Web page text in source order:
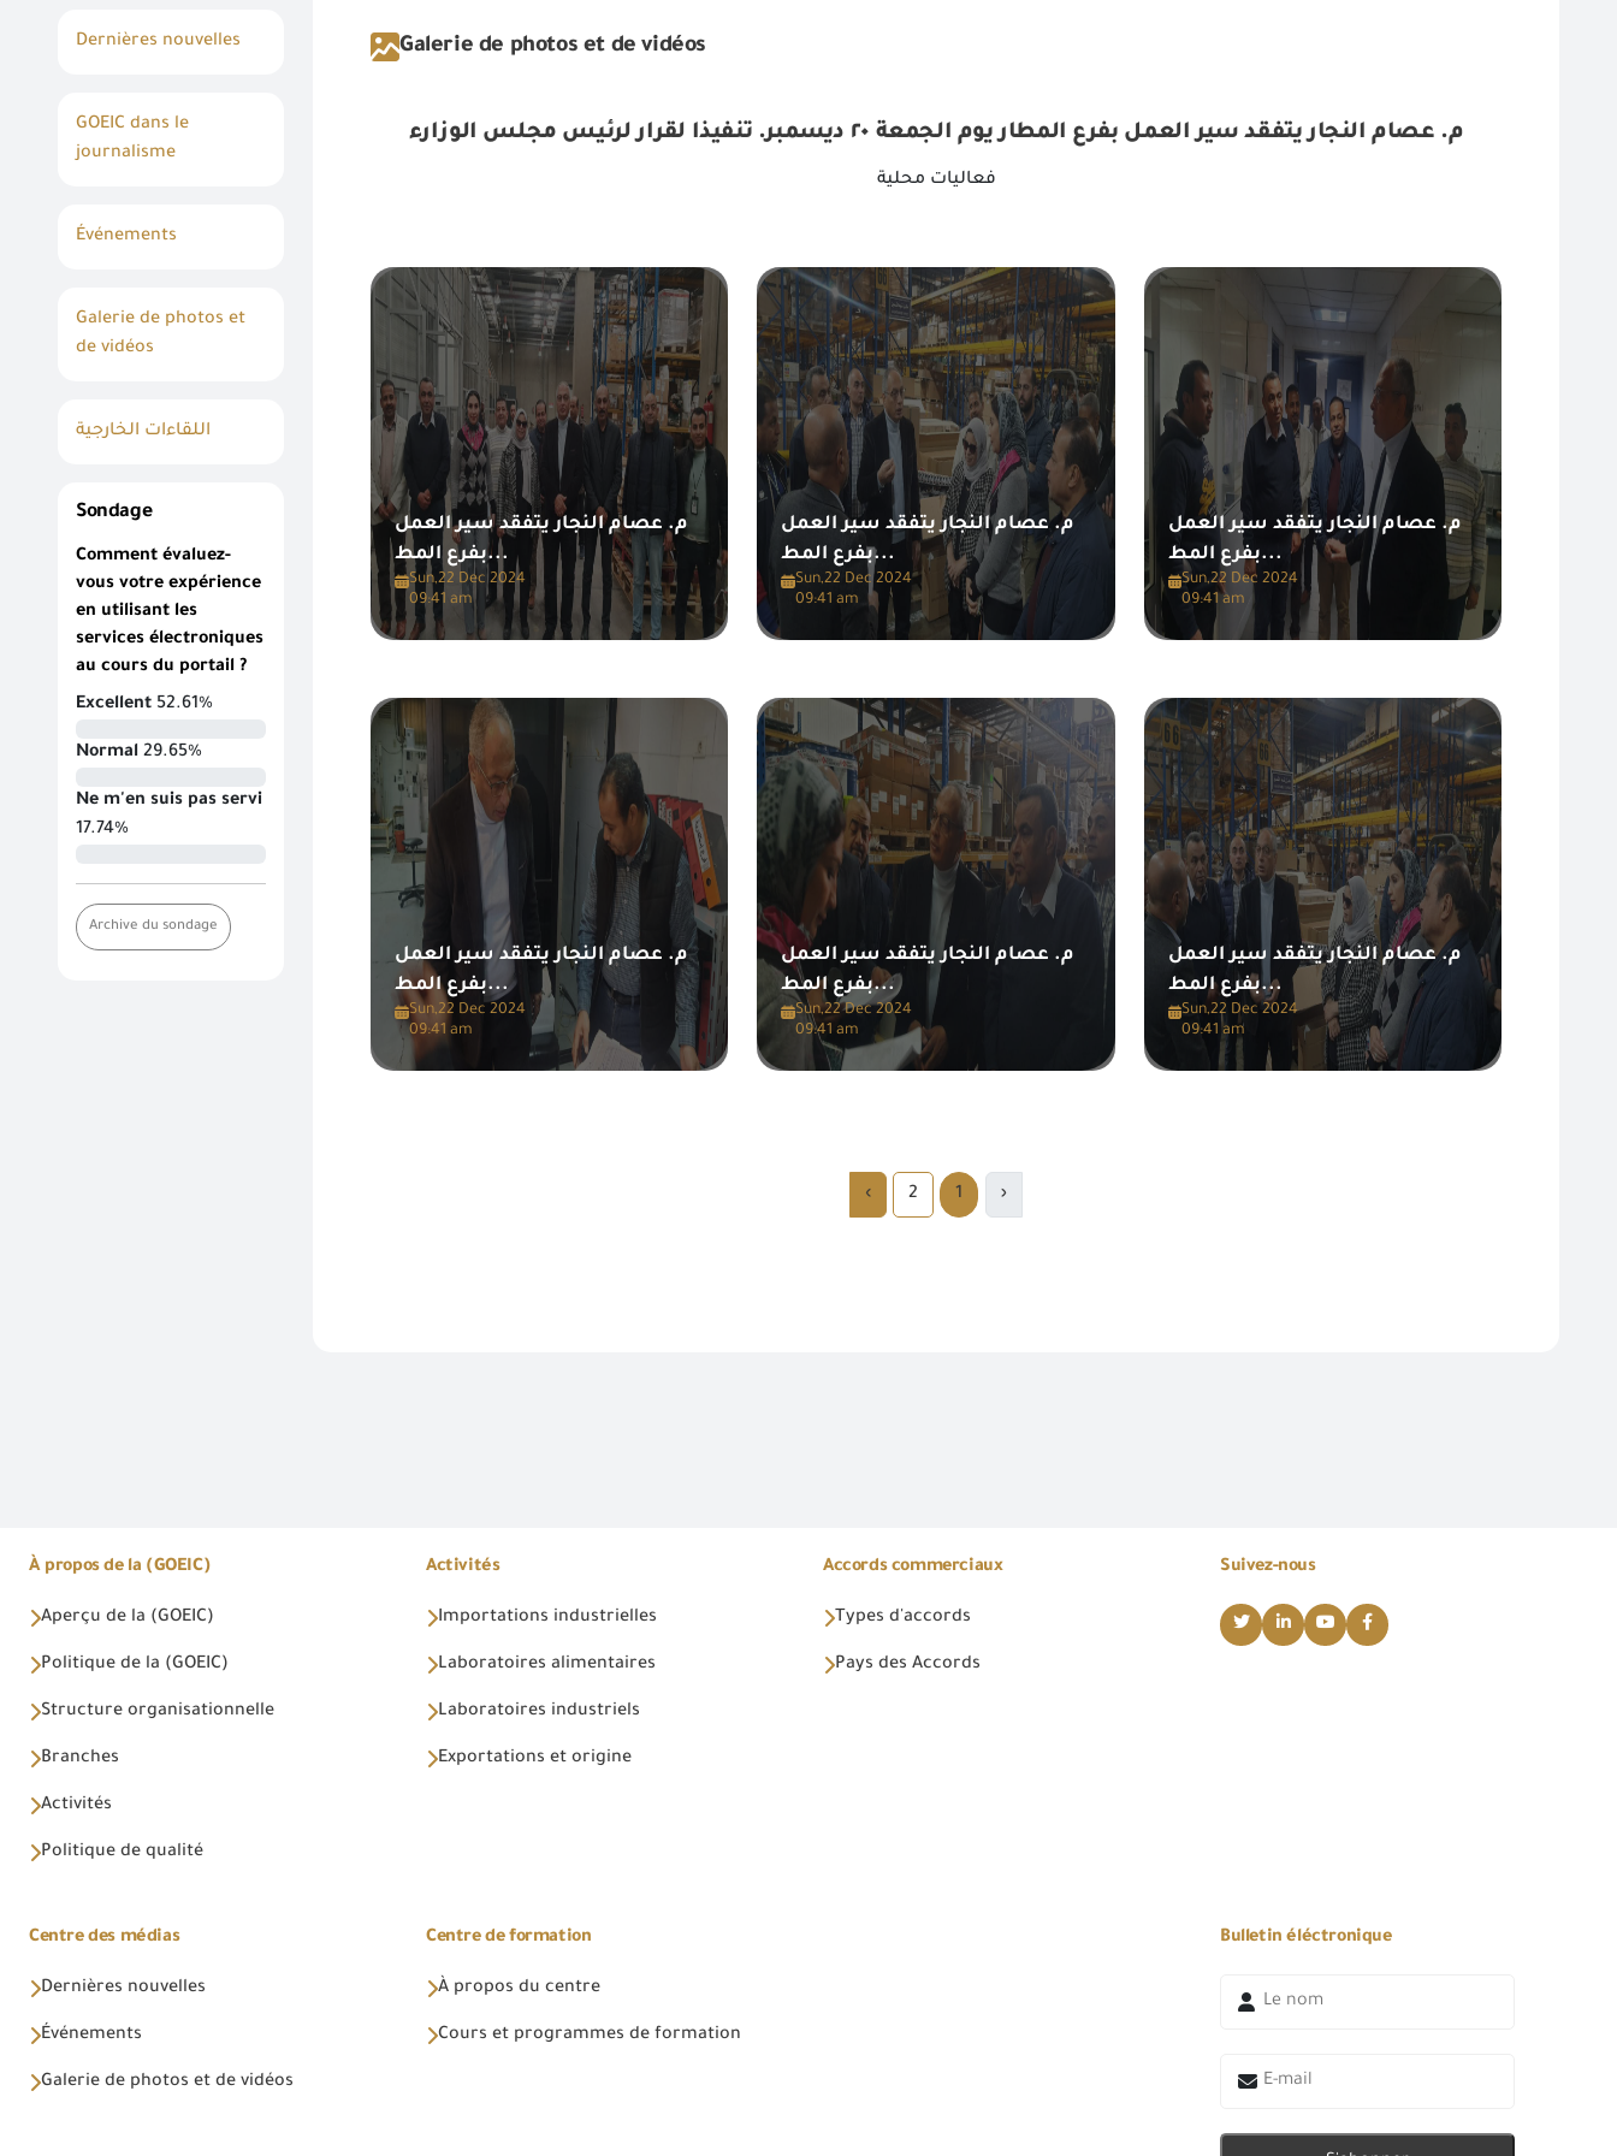
Dernières nouvelles
GOEIC dans le
journalisme
Événements
Galerie de photos et
de vidéos
اللقاءات الخارجية
Sondage
Comment évaluez-
vous votre expérience
en utilisant les
services électroniques
au cours du portail ?
Excellent 52.61%
Normal 29.65%
Ne m'en suis pas servi
17.74%
Archive du sondage
Galerie de photos et de vidéos
م. عصام النجار يتفقد سير العمل بفرع المطار يوم الجمعة ٢٠ ديسمبر. تنفيذا لقرار لرئيس مجلس الوزارء
فعاليات محلية
م. عصام النجار يتفقد سير العمل
بفرع المط...
Sun,22 Dec 2024
09:41 am
م. عصام النجار يتفقد سير العمل
بفرع المط...
Sun,22 Dec 2024
09:41 am
م. عصام النجار يتفقد سير العمل
بفرع المط...
Sun,22 Dec 2024
09:41 am
م. عصام النجار يتفقد سير العمل
بفرع المط...
Sun,22 Dec 2024
09:41 am
م. عصام النجار يتفقد سير العمل
بفرع المط...
Sun,22 Dec 2024
09:41 am
م. عصام النجار يتفقد سير العمل
بفرع المط...
Sun,22 Dec 2024
09:41 am
‹
1
2
›
À propos de la (GOEIC)
Aperçu de la (GOEIC)
Politique de la (GOEIC)
Structure organisationnelle
Branches
Activités
Politique de qualité
Activités
Importations industrielles
Laboratoires alimentaires
Laboratoires industriels
Exportations et origine
Accords commerciaux
Types d'accords
Pays des Accords
Suivez-nous
Centre des médias
Dernières nouvelles
Événements
Galerie de photos et de vidéos
Centre de formation
À propos du centre
Cours et programmes de formation
Bulletin éléctronique